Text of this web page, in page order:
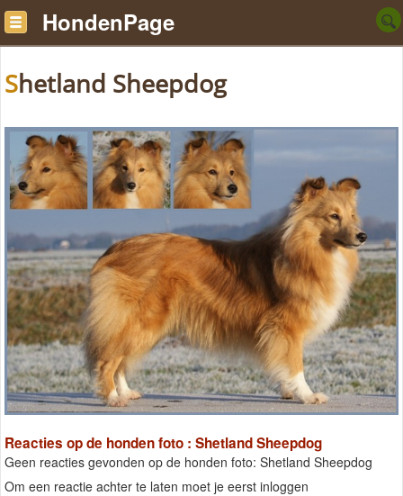
HondenPage
Shetland Sheepdog
Reacties op de honden foto : Shetland Sheepdog
Geen reacties gevonden op de honden foto: Shetland Sheepdog
Om een reactie achter te laten moet je eerst inloggen